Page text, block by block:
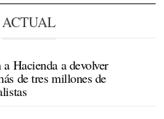
ACTUAL
Hacienda a devolver
de tres millones de